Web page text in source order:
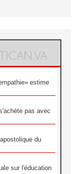
estime
pas avec
du
sur l'éducation